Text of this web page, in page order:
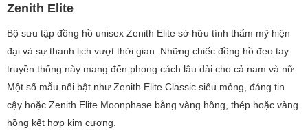
Zenith Elite
Bộ sưu tập đồng hồ unisex Zenith Elite sở hữu tính thẩm mỹ hiện
đại và sự thanh lịch vượt thời gian. Những chiếc đồng hồ đeo tay
truyền thống này mang đến phong cách lâu dài cho cả nam và nữ.
Một số mẫu nổi bật như Zenith Elite Classic siêu mỏng, đáng tin
cậy hoặc Zenith Elite Moonphase bằng vàng hồng, thép hoặc vàng
hồng kết hợp kim cương.